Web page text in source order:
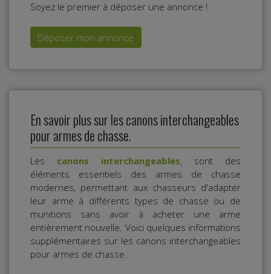
Soyez le premier à déposer une annonce !
Déposer mon annonce
En savoir plus sur les canons interchangeables
pour armes de chasse.
Les canons interchangeables, sont des
éléments essentiels des armes de chasse
modernes, permettant aux chasseurs d'adapter
leur arme à différents types de chasse ou de
munitions sans avoir à acheter une arme
entièrement nouvelle. Voici quelques informations
supplémentaires sur les canons interchangeables
pour armes de chasse :